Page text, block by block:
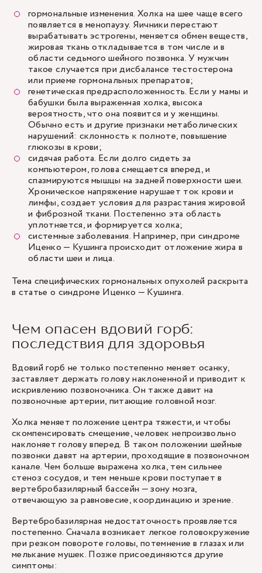
гормональные изменения. Холка на шее чаще всего
появляется в менопаузу. Яичники перестают
вырабатывать эстрогены, меняется обмен веществ,
жировая ткань откладывается в том числе и в
области седьмого шейного позвонка. У мужчин
такое случается при дисбалансе тестостерона
или приеме гормональных препаратов;
генетическая предрасположенность. Если у мамы и
бабушки была выраженная холка, высока
вероятность, что она появится и у женщины.
Обычно есть и другие признаки метаболических
нарушений: склонность к полноте, повышение
глюкозы в крови;
сидячая работа. Если долго сидеть за
компьютером, голова смещается вперед, и
спазмируются мышцы на задней поверхности шеи.
Хроническое напряжение нарушает ток крови и
лимфы, создает условия для разрастания жировой
и фиброзной ткани. Постепенно эта область
уплотняется, и формируется холка;
системные заболевания. Например, при синдроме
Иценко — Кушинга происходит отложение жира в
области шеи и лица.
Тема специфических гормональных опухолей раскрыта
в статье о синдроме Иценко — Кушинга.
Чем опасен вдовий горб:
последствия для здоровья
Вдовий горб не только постепенно меняет осанку,
заставляет держать голову наклоненной и приводит к
искривлению позвоночника. Он также давит на
позвоночные артерии, питающие головной мозг.
Холка меняет положение центра тяжести, и чтобы
скомпенсировать смещение, человек непроизвольно
наклоняет голову вперед. В таком положении шейные
позвонки давят на артерии, проходящие в позвоночном
канале. Чем больше выражена холка, тем сильнее
стеноз сосудов, и тем меньше крови поступает в
вертебробазилярный бассейн — зону мозга,
отвечающую за равновесие, координацию и зрение.
Вертебробазилярная недостаточность проявляется
постепенно. Сначала возникает легкое головокружение
при резком повороте головы, потемнение в глазах или
мелькание мушек. Позже присоединяются другие
симптомы: